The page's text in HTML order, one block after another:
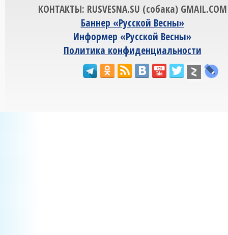
КОНТАКТЫ: RUSVESNA.SU (собака) GMAIL.COM
Баннер «Русской Весны»
Информер «Русской Весны»
Политика конфиденциальности